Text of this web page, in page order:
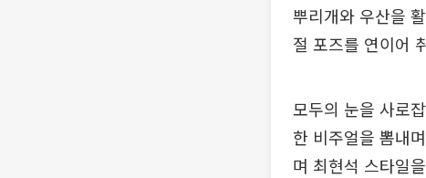
뿌리개와 우산을
절 포즈를 연이어
모두의 눈을 사로
한 비주얼을 뽐내
며 최현석 스타일